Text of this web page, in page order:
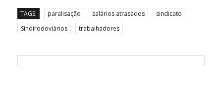
TAGS: paralisação salários atrasados
sindicato
Sindirodoviários
trabalhadores